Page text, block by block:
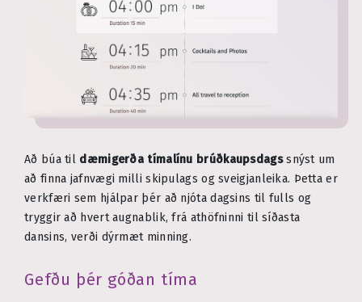
Að búa til dæmigerða tímalínu brúðkaupsdagssnýst um
að finna jafnvægi milli skipulags og sveigjanleika. Þetta er
verkfæri sem hjálpar þér að njóta dagsins til fulls og
tryggir að hvert augnablik, frá athöfninni til síðasta
dansins, verði dýrmæt minning.
Gefðu þér góðan tíma